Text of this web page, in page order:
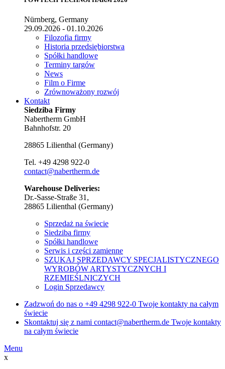
Nürnberg, Germany
29.09.2026 - 01.10.2026
Filozofia firmy
Historia przedsiębiorstwa
Spółki handlowe
Terminy targów
News
Film o Firme
Zrównoważony rozwój
Kontakt
Siedziba Firmy
Nabertherm GmbH
Bahnhofstr. 20
28865 Lilienthal (Germany)
Tel. +49 4298 922-0
contact@nabertherm.de
Warehouse Deliveries:
Dr.-Sasse-Straße 31,
28865 Lilienthal (Germany)
Sprzedaż na świecie
Siedziba firmy
Spółki handlowe
Serwis i części zamienne
SZUKAJ SPRZEDAWCY SPECJALISTYCZNEGO
WYROBÓW ARTYSTYCZNYCH I
RZEMIEŚLNICZYCH
Login Sprzedawcy
Zadzwoń do nas o +49 4298 922-0 Twoje kontakty na całym
świecie
Skontaktuj się z nami contact@nabertherm.de Twoje kontakty
na całym świecie
Menu
x